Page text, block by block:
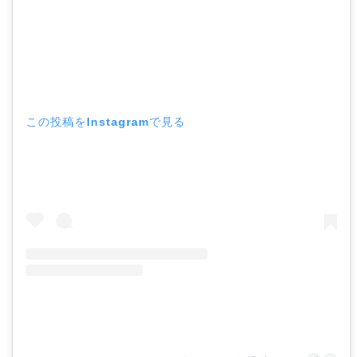
この投稿をInstagramで見る